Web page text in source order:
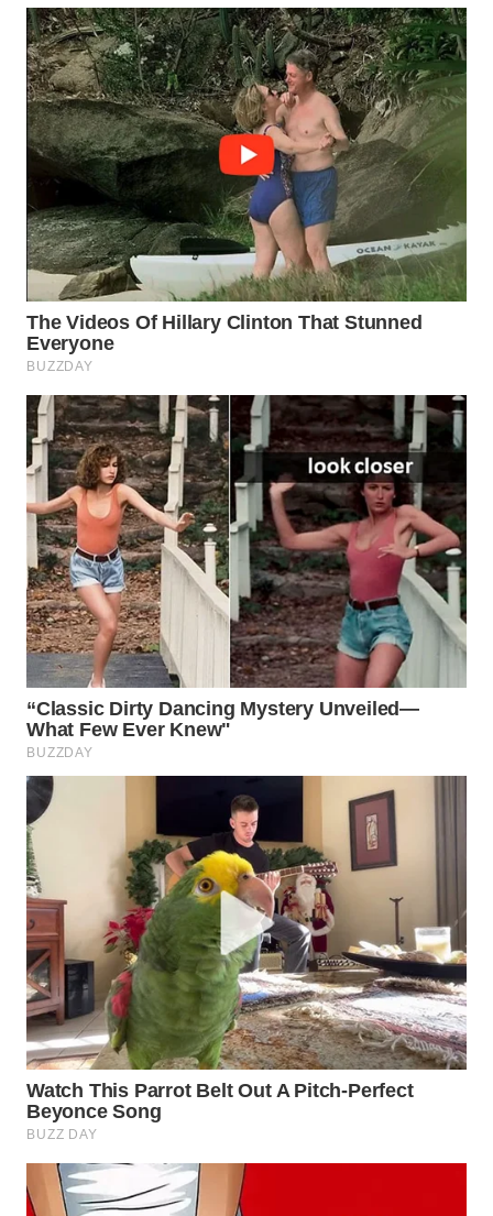
WN
SAMOSIR
WN
PADANG
LAWAS
WN
SUMEDANG
WN
CIANJUR
WN
KEPULAUAN
SERIBU
WN
TANGERANG
WN
BINJAI
WN
CIREBON
WN
MAJALENGKA
WN
SUBANG
WN
SUKABUMI
PURWAKARTA